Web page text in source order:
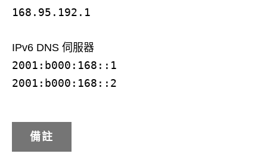
168.95.192.1
IPv6 DNS 伺服器
2001:b000:168::1
2001:b000:168::2
備註